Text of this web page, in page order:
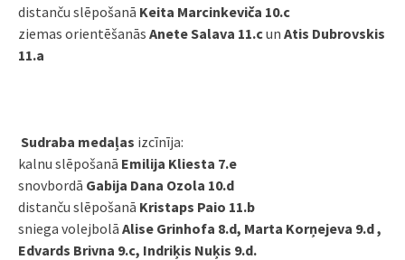
distanču slēpošanā Keita Marcinkeviča 10.c
ziemas orientēšanās Anete Salava 11.cun Atis Dubrovskis
11.a
Sudraba medaļas izcīnīja:
kalnu slēpošanā Emilija Kliesta 7.e
snovbordā Gabija Dana Ozola 10.d
distanču slēpošanā Kristaps Paio 11.b
sniega volejbolā Alise Grinhofa 8.d, Marta Korņejeva 9.d ,
Edvards Brivna 9.c, Indriķis Nuķis 9.d.